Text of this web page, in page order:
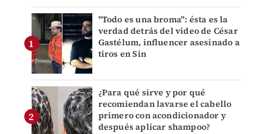
"Todo es una broma": ésta es la
verdad detrás del video de César
Gastélum, influencer asesinado a
tiros en Sin
¿Para qué sirve y por qué
recomiendan lavarse el cabello
primero con acondicionador y
después aplicar shampoo?